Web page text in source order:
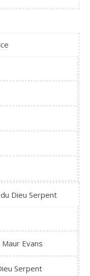
Dieu Serpent
Evans
Serpent